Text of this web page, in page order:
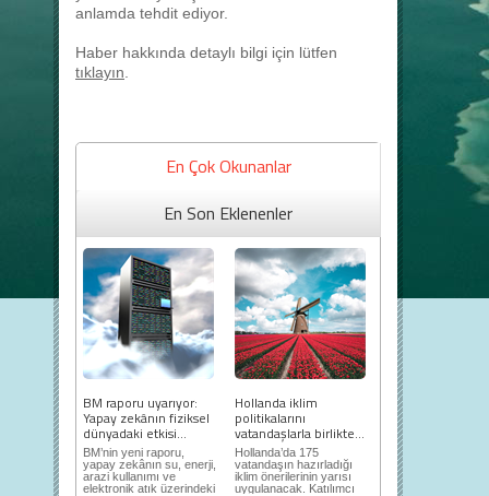
anlamda tehdit ediyor.
Haber hakkında detaylı bilgi için lütfen
tıklayın
En Çok Okunanlar
En Son Eklenenler
BM raporu uyarıyor:
Yapay zekânın fiziksel
dünyadaki etkisi...
BM’nin yeni raporu,
yapay zekânın su, enerji,
arazi kullanımı ve
elektronik atık üzerindeki
Hollanda iklim
politikalarını
vatandaşlarla birlikte...
Hollanda’da 175
vatandaşın hazırladığı
iklim önerilerinin yarısı
uygulanacak. Katılımcı